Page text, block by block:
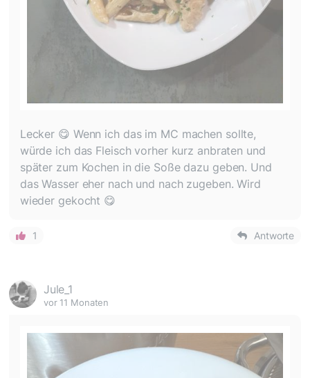
Lecker 😋 Wenn ich das im MC machen sollte,
würde ich das Fleisch vorher kurz anbraten und
später zum Kochen in die Soße dazu geben. Und
das Wasser eher nach und nach zugeben. Wird
wieder gekocht 😋
1 Antworte
Jule_1
vor 11 Monaten